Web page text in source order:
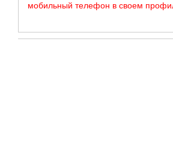
мобильный телефон в своем